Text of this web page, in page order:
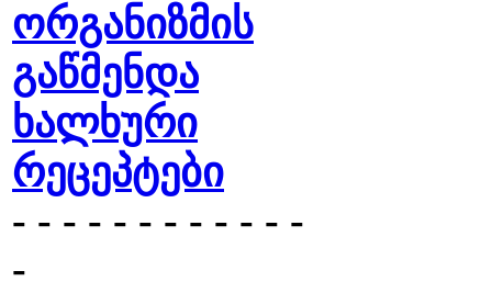
ორგანიზმის
გაწმენდა
ხალხური
რეცეპტები
- - - - - - - - - - - -
-